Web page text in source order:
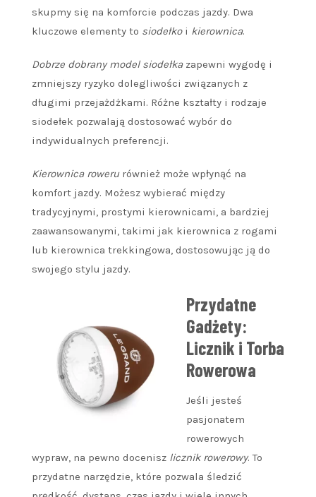
skupmy się na komforcie podczas jazdy. Dwa
kluczowe elementy to siodełkoi kierownica.
Dobrze dobrany model siodełkazapewni wygodę i
zmniejszy ryzyko dolegliwości związanych z
długimi przejażdżkami. Różne kształty i rodzaje
siodełek pozwalają dostosować wybór do
indywidualnych preferencji.
Kierownica rowerurównież może wpłynąć na
komfort jazdy. Możesz wybierać między
tradycyjnymi, prostymi kierownicami, a bardziej
zaawansowanymi, takimi jak kierownica z rogami
lub kierownica trekkingowa, dostosowując ją do
swojego stylu jazdy.
Przydatne
Gadżety:
Licznik i Torba
Rowerowa
Jeśli jesteś
pasjonatem
rowerowych
wypraw, na pewno docenisz licznik rowerowy. To
przydatne narzędzie, które pozwala śledzić